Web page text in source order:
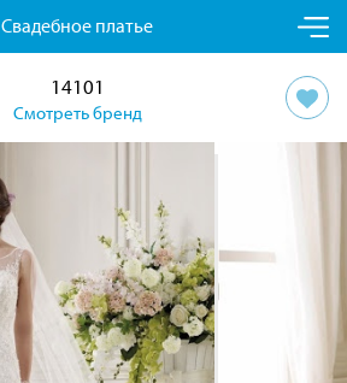
Свадебное платье
14101
Смотреть бренд